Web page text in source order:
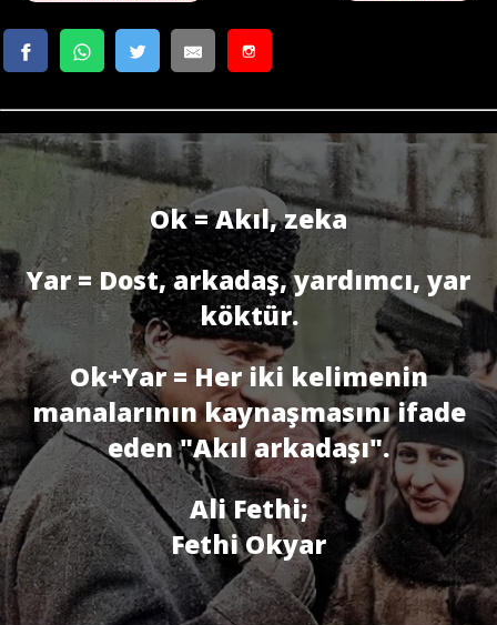
Ok = Akıl, zeka
Yar = Dost, arkadaş, yardımcı, yar
köktür.
Ok+Yar = Her iki kelimenin
manalarının kaynaşmasını ifade
eden "Akıl arkadaşı".
Ali Fethi;
Fethi Okyar